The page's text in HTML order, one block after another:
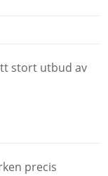
stort utbud av
precis